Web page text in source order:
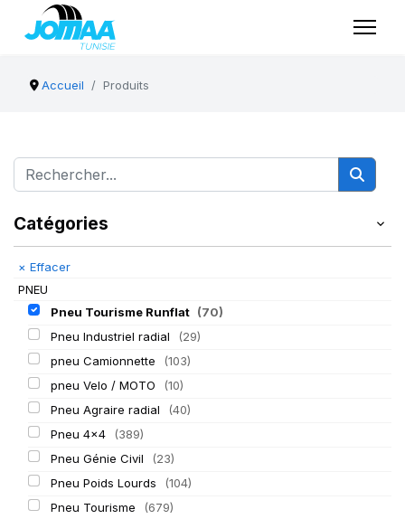
Accueil Produits
Catégories
× Effacer
PNEU
Pneu Tourisme Runflat (70)
Pneu Industriel radial
(29)
pneu Camionnette
(103)
pneu Velo / MOTO
(10)
Pneu Agraire radial
(40)
Pneu 4x4
(389)
Pneu Génie Civil
(23)
Pneu Poids Lourds
(104)
Pneu Tourisme
(679)